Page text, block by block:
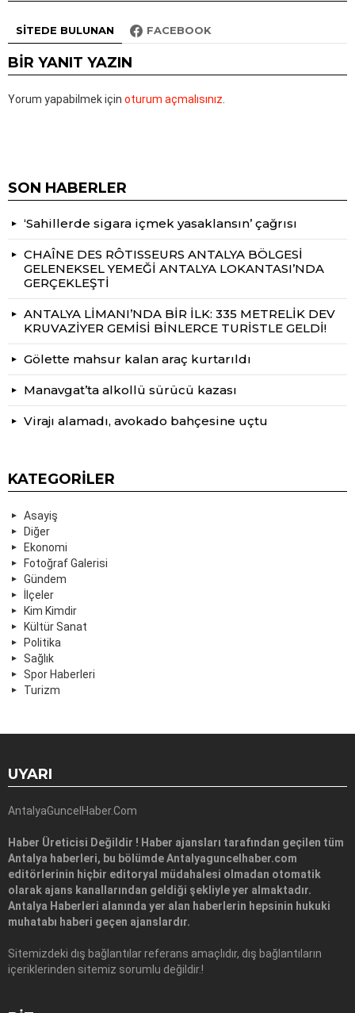
SITEDE BULUNAN FACEBOOK
BIR YANIT YAZIN
Yorum yapabilmek için oturum açmalısınız
SON HABERLER
‘Sahillerde sigara içmek yasaklansın’ çağrısı
CHAÎNE DES RÔTISSEURS ANTALYA BÖLGESİ
GELENEKSEL YEMEĞİ ANTALYA LOKANTASI’NDA
GERÇEKLEŞTİ
ANTALYA LİMANI’NDA BİR İLK: 335 METRELİK DEV
KRUVAZİYER GEMİSİ BİNLERCE TURİSTLE GELDİ!
Gölette mahsur kalan araç kurtarıldı
Manavgat’ta alkollü sürücü kazası
Virajı alamadı, avokado bahçesine uçtu
KATEGORILER
Asayiş
Diğer
Ekonomi
Fotoğraf Galerisi
Gündem
İlçeler
Kim Kimdir
Kültür Sanat
Politika
Sağlık
Spor Haberleri
Turizm
UYARI
AntalyaGuncelHaber.Com
Haber Üreticisi Değildir ! Haber ajansları tarafından geçilen tüm
Antalya haberleri, bu bölümde Antalyaguncelhaber.com
editörlerinin hiçbir editoryal müdahalesi olmadan otomatik
olarak ajans kanallarından geldiği şekliyle yer almaktadır.
Antalya Haberleri alanında yer alan haberlerin hepsinin hukuki
muhatabı haberi geçen ajanslardır.
Sitemizdeki dış bağlantılar referans amaçlıdır, dış bağlantıların
içeriklerinden sitemiz sorumlu değildir.!